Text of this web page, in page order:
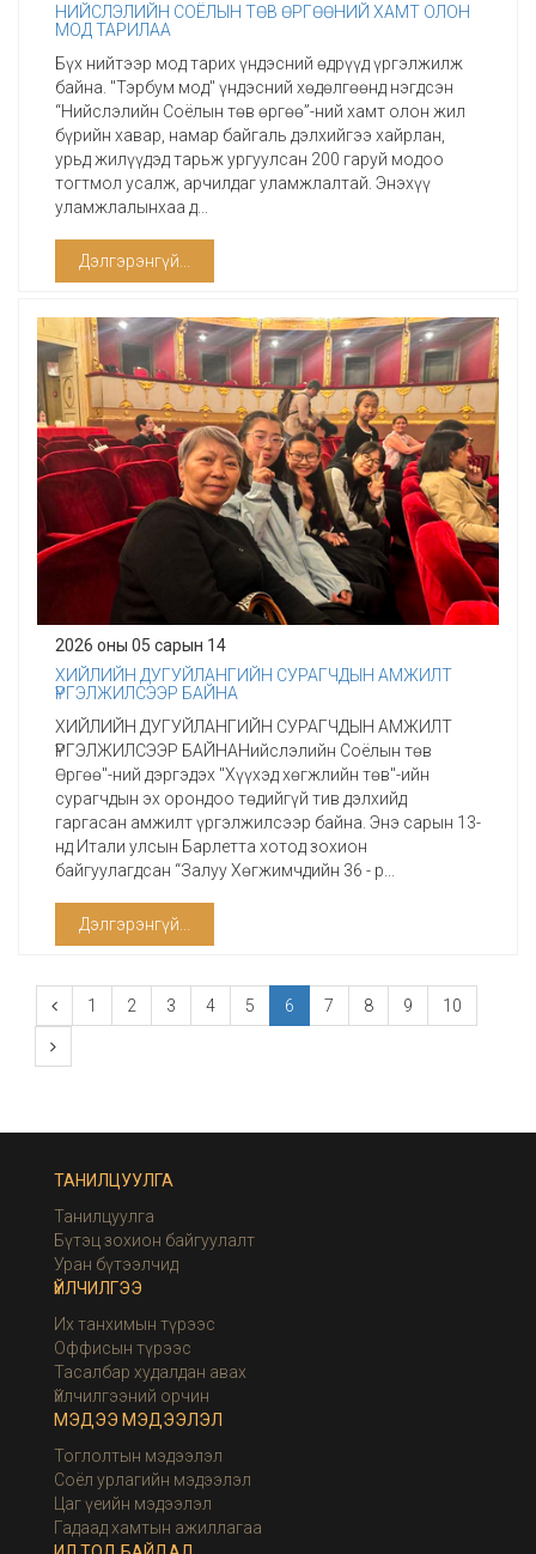
НИЙСЛЭЛИЙН СОЁЛЫН ТӨВ ӨРГӨӨНИЙ ХАМТ ОЛОН
МОД ТАРИЛАА
Бүх нийтээр мод тарих үндэсний өдрүүд үргэлжилж
байна. "Тэрбум мод" үндэсний хөдөлгөөнд нэгдсэн
“Нийслэлийн Соёлын төв өргөө”-ний хамт олон жил
бүрийн хавар, намар байгаль дэлхийгээ хайрлан,
урьд жилүүдэд тарьж ургуулсан 200 гаруй модоо
тогтмол усалж, арчилдаг уламжлалтай. Энэхүү
уламжлалынхаа д...
Дэлгэрэнгүй...
2026 оны 05 сарын 14
ХИЙЛИЙН ДУГУЙЛАНГИЙН СУРАГЧДЫН АМЖИЛТ
ҮРГЭЛЖИЛСЭЭР БАЙНА
ХИЙЛИЙН ДУГУЙЛАНГИЙН СУРАГЧДЫН АМЖИЛТ
ҮРГЭЛЖИЛСЭЭР БАЙНАНийслэлийн Соёлын төв
Өргөө"-ний дэргэдэх "Хүүхэд хөгжлийн төв"-ийн
сурагчдын эх орондоо төдийгүй тив дэлхийд
гаргасан амжилт үргэлжилсээр байна. Энэ сарын 13-
нд Итали улсын Барлетта хотод зохион
байгуулагдсан “Залуу Хөгжимчдийн 36 - р...
Дэлгэрэнгүй...
1 2 3 4 5 6 7 8 9 10
ТАНИЛЦУУЛГА
Танилцуулга
Бүтэц зохион байгуулалт
Уран бүтээлчид
ҮЙЛЧИЛГЭЭ
Их танхимын түрээс
Оффисын түрээс
Тасалбар худалдан авах
Үйлчилгээний орчин
МЭДЭЭ МЭДЭЭЛЭЛ
Тоглолтын мэдээлэл
Соёл урлагийн мэдээлэл
Цаг үеийн мэдээлэл
Гадаад хамтын ажиллагаа